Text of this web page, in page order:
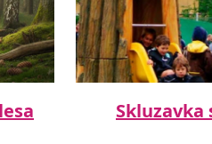
Skluzavka